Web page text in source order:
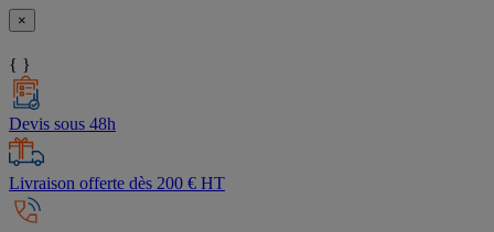
×
{ }
Devis sous 48h
Livraison offerte dès 200 € HT